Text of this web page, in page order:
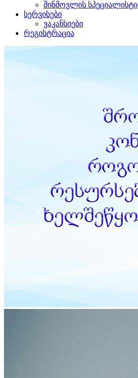
შინმოვლის სპეციალისტი
სერვისები
ვაკანსიები
რეგისტრაცია